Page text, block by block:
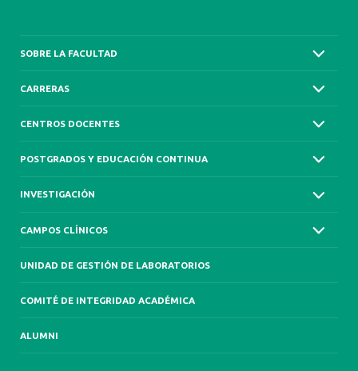
SOBRE LA FACULTAD
CARRERAS
CENTROS DOCENTES
POSTGRADOS Y EDUCACIÓN CONTINUA
INVESTIGACIÓN
CAMPOS CLÍNICOS
UNIDAD DE GESTIÓN DE LABORATORIOS
COMITÉ DE INTEGRIDAD ACADÉMICA
ALUMNI